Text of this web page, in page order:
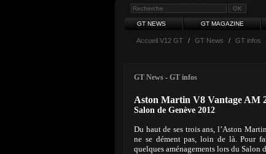
GT NEWS GT MAGAZINE
Accueil V12 GT / GT News / GT infos
GT News - GT infos
Aston Martin V8 Vantage AM
Salon de Genève 2012
Du haut de ses trois ans, l’Aston
ne se dément pas, loin de là. Pour
quelques aménagements lors du Salon